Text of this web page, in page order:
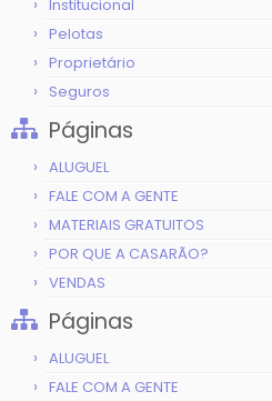
Institucional
Pelotas
Proprietário
Seguros
Páginas
ALUGUEL
FALE COM A GENTE
MATERIAIS GRATUITOS
POR QUE A CASARÃO?
VENDAS
Páginas
ALUGUEL
FALE COM A GENTE